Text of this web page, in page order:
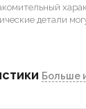
детали
Больше